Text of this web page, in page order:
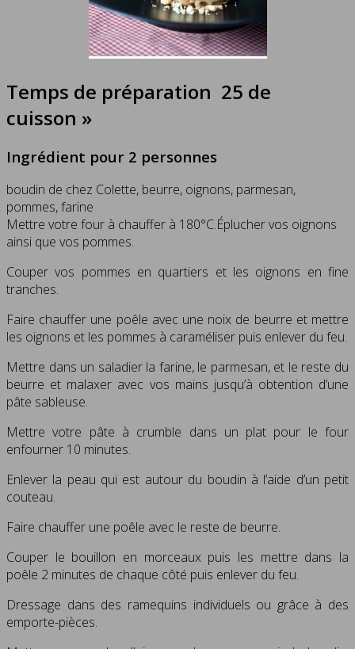
Temps de préparation 25 de
cuisson »
Ingrédient pour 2 personnes
boudin de chez Colette, beurre, oignons, parmesan,
pommes, farine
Mettre votre four à chauffer à 180°C.Éplucher vos oignons
ainsi que vos pommes.
Couper vos pommes en quartiers et les oignons en fine
tranches.
Faire chauffer une poêle avec une noix de beurre et mettre
les oignons et les pommes à caraméliser puis enlever du feu.
Mettre dans un saladier la farine, le parmesan, et le reste du
beurre et malaxer avec vos mains jusqu’à obtention d’une
pâte sableuse.
Mettre votre pâte à crumble dans un plat pour le four
enfourner 10 minutes.
Enlever la peau qui est autour du boudin à l’aide d’un petit
couteau.
Faire chauffer une poêle avec le reste de beurre.
Couper le bouillon en morceaux puis les mettre dans la
poêle 2 minutes de chaque côté puis enlever du feu.
Dressage dans des ramequins individuels ou grâce à des
emporte-pièces.